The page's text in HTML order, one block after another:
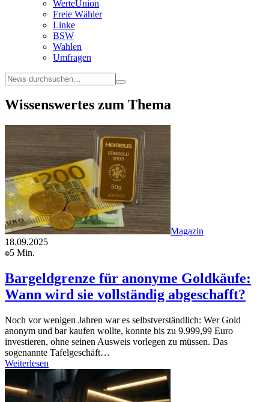
WerteUnion
Freie Wähler
Linke
BSW
Wahlen
Umfragen
Wissenswertes zum Thema
Magazin
18.09.2025
5 Min.
Bargeldgrenze für anonyme Goldkäufe:
Wann wird sie vollständig abgeschafft?
Noch vor wenigen Jahren war es selbstverständlich: Wer Gold
anonym und bar kaufen wollte, konnte bis zu 9.999,99 Euro
investieren, ohne seinen Ausweis vorlegen zu müssen. Das
sogenannte Tafelgeschäft…
Weiterlesen